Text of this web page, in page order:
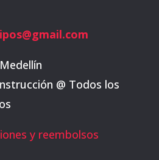
@ Todos los
y reembolsos